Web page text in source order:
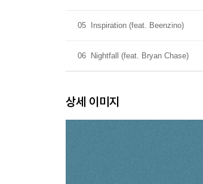
05 Inspiration (feat. Beenzino)
06 Nightfall (feat. Bryan Chase)
상세 이미지